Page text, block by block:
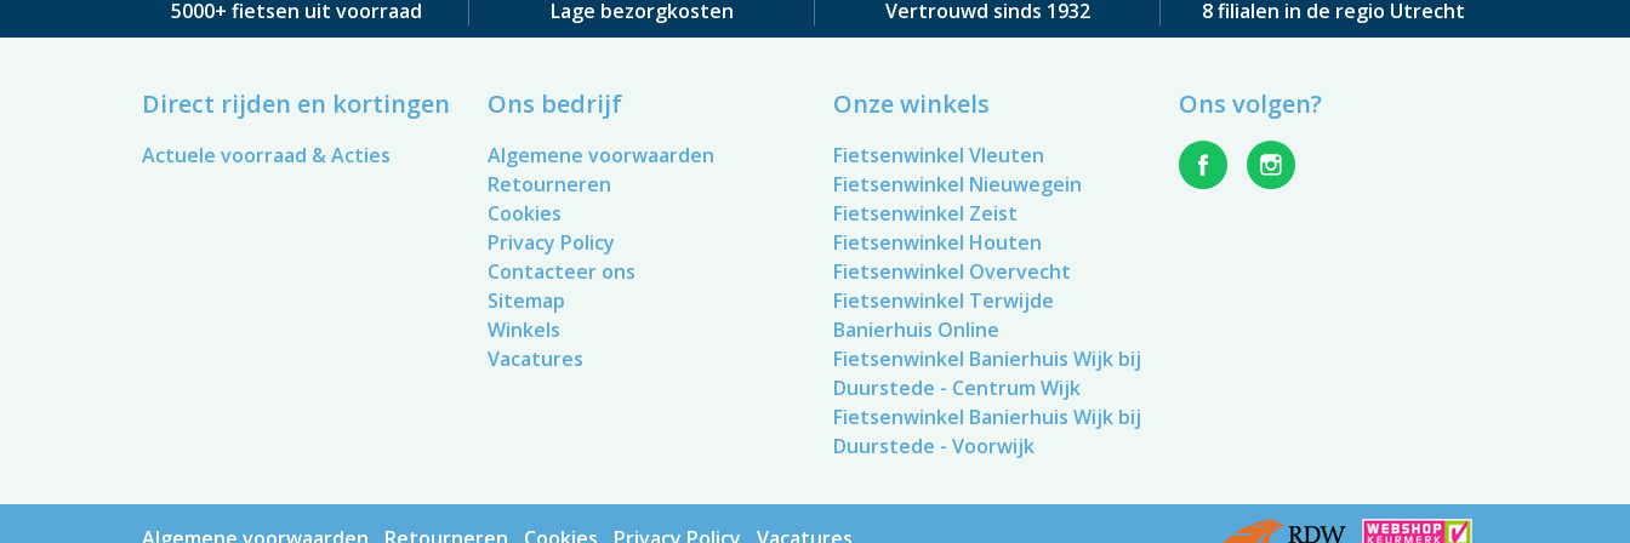
5000+ fietsen uit voorraad Lage bezorgkosten Vertrouwd sinds 1932 8 filialen in de regio Utrecht
Direct rijden en kortingen
Actuele voorraad & Acties
Ons bedrijf
Algemene voorwaarden
Retourneren
Cookies
Privacy Policy
Contacteer ons
Sitemap
Winkels
Vacatures
Onze winkels
Fietsenwinkel Vleuten
Fietsenwinkel Nieuwegein
Fietsenwinkel Zeist
Fietsenwinkel Houten
Fietsenwinkel Overvecht
Fietsenwinkel Terwijde
Banierhuis Online
Fietsenwinkel Banierhuis Wijk bij
Duurstede - Centrum Wijk
Fietsenwinkel Banierhuis Wijk bij
Duurstede - Voorwijk
Ons volgen?